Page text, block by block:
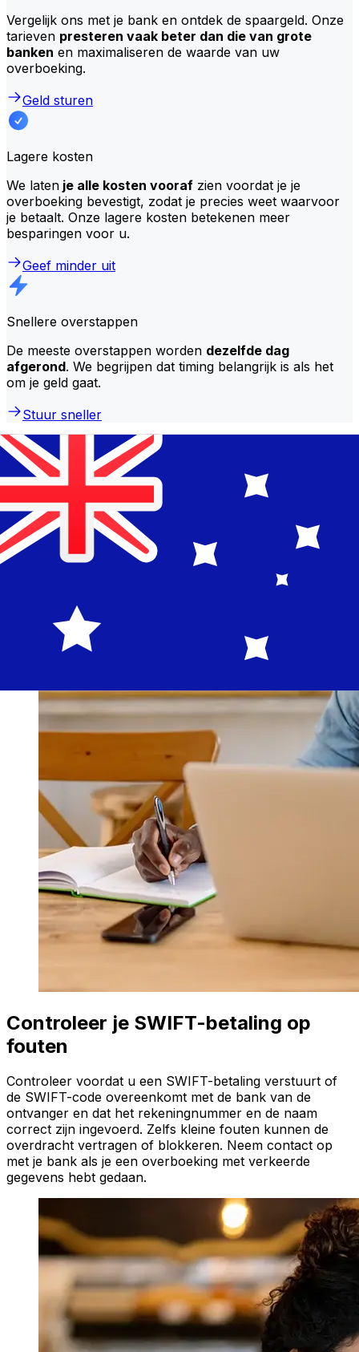
Vergelijk ons met je bank en ontdek de spaargeld. Onze
tarieven presteren vaak beter dan die van grote
banken en maximaliseren de waarde van uw
overboeking.
Geld sturen
Lagere kosten
We laten je alle kosten vooraf zien voordat je je
overboeking bevestigt, zodat je precies weet waarvoor
je betaalt. Onze lagere kosten betekenen meer
besparingen voor u.
Geef minder uit
Snellere overstappen
De meeste overstappen worden dezelfde dag
afgerond. We begrijpen dat timing belangrijk is als het
om je geld gaat.
Stuur sneller
Controleer je SWIFT-betaling op
fouten
Controleer voordat u een SWIFT-betaling verstuurt of
de SWIFT-code overeenkomt met de bank van de
ontvanger en dat het rekeningnummer en de naam
correct zijn ingevoerd. Zelfs kleine fouten kunnen de
overdracht vertragen of blokkeren. Neem contact op
met je bank als je een overboeking met verkeerde
gegevens hebt gedaan.